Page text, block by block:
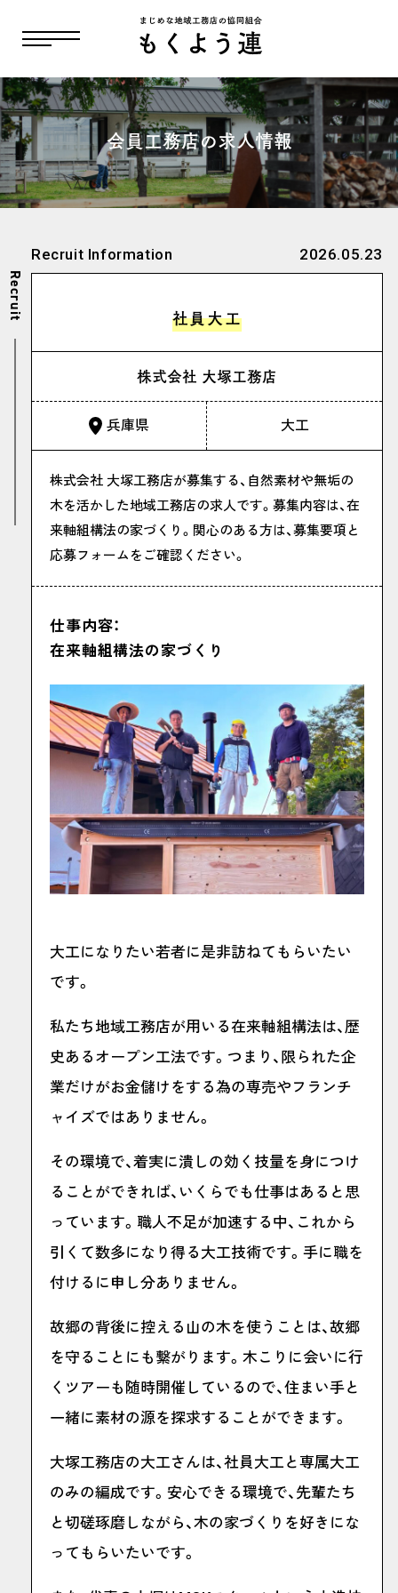
会員工務店の求人情報
Recruit
Recruit Information 2026.05.23
社員大工
株式会社 大塚工務店
兵庫県 大工
株式会社 大塚工務店が募集する、自然素材や無垢の
木を活かした地域工務店の求人です。募集内容は、在
来軸組構法の家づくり。関心のある方は、募集要項と
応募フォームをご確認ください。
仕事内容：
在来軸組構法の家づくり
大工になりたい若者に是非訪ねてもらいたい
です。
私たち地域工務店が用いる在来軸組構法は、歴
史あるオープン工法です。つまり、限られた企
業だけがお金儲けをする為の専売やフランチ
ャイズではありません。
その環境で、着実に潰しの効く技量を身につけ
ることができれば、いくらでも仕事はあると思
っています。職人不足が加速する中、これから
引くて数多になり得る大工技術です。手に職を
付けるに申し分ありません。
故郷の背後に控える山の木を使うことは、故郷
を守ることにも繋がります。木こりに会いに行
くツアーも随時開催しているので、住まい手と
一緒に素材の源を探求することができます。
大塚工務店の大工さんは、社員大工と専属大工
のみの編成です。安心できる環境で、先輩たち
と切磋琢磨しながら、木の家づくりを好きにな
ってもらいたいです。